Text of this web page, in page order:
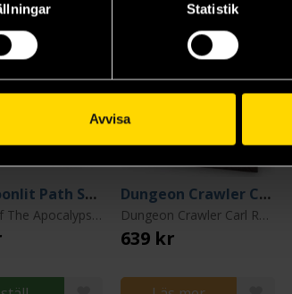
Statistik
Avvisa
The Moonlit Path Sourcebook
Werewolf The Apocalypse 5th Edition
Dungeon Crawler Carl RPG: Core Rulebook
Dungeon Crawler Carl RPG
639 kr